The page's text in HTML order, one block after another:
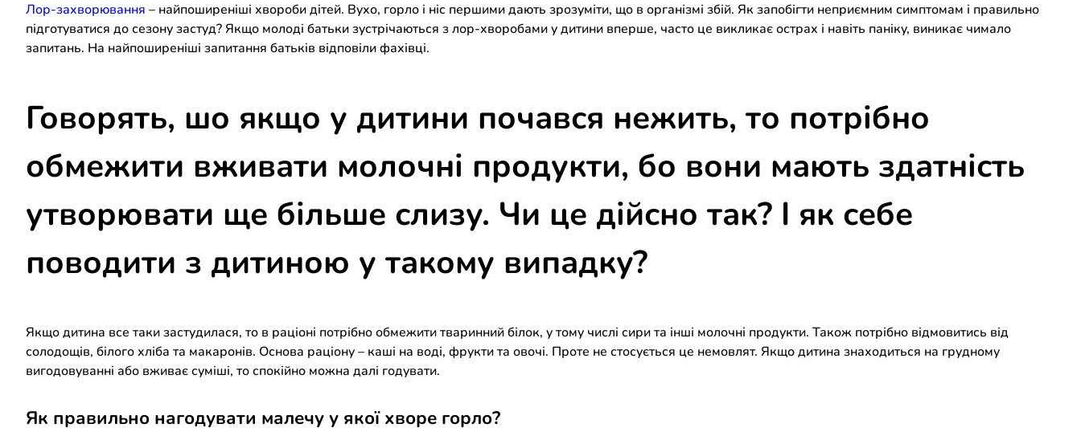
Лор-захворювання – найпоширеніші хвороби дітей. Вухо, горло і ніс першими дають зрозуміти, що в організмі збій. Як запобігти неприємним симптомам і правильно
підготуватися до сезону застуд? Якщо молоді батьки зустрічаються з лор-хворобами у дитини вперше, часто це викликає острах і навіть паніку, виникає чимало
запитань. На найпоширеніші запитання батьків відповіли фахівці.
Говорять, шо якщо у дитини почався нежить, то потрібно
обмежити вживати молочні продукти, бо вони мають здатність
утворювати ще більше слизу. Чи це дійсно так? І як себе
поводити з дитиною у такому випадку?
Якщо дитина все таки застудилася, то в раціоні потрібно обмежити тваринний білок, у тому числі сири та інші молочні продукти. Також потрібно відмовитись від
солодощів, білого хліба та макаронів. Основа раціону – каші на воді, фрукти та овочі. Проте не стосується це немовлят. Якщо дитина знаходиться на грудному
вигодовуванні або вживає суміші, то спокійно можна далі годувати.
Як правильно нагодувати малечу у якої хворе горло?